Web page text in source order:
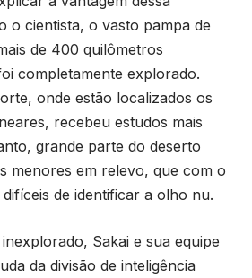
o cientista, o vasto pampa de
de 400 quilômetros
completamente explorado.
onde estão localizados os
recebeu estudos mais
grande parte do deserto
menores em relevo, que com o
de identificar a olho nu.
Sakai e sua equipe
da divisão de inteligência